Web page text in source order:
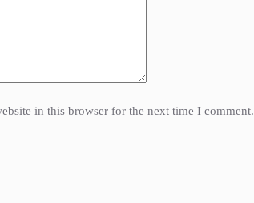
in this browser for the next time I comment.